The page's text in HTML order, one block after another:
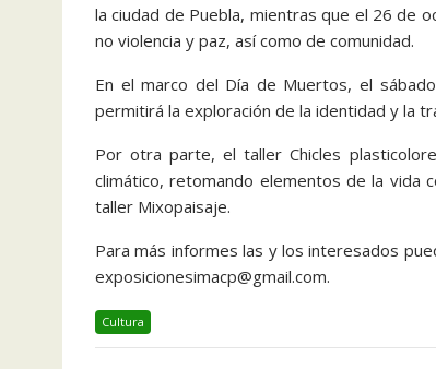
la ciudad de Puebla, mientras que el 26 de
no violencia y paz, así como de comunidad.
En el marco del Día de Muertos, el
permitirá la exploración de la identidad y la
Por otra parte, el taller Chicles
climático, retomando elementos de la vida
taller Mixopaisaje.
Para más informes las y los interesados
exposicionesimacp@gmail.com.
Cultura